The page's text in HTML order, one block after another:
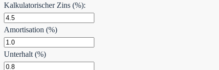
Kalkulatorischer Zins (%):
Amortisation (%)
Unterhalt (%)